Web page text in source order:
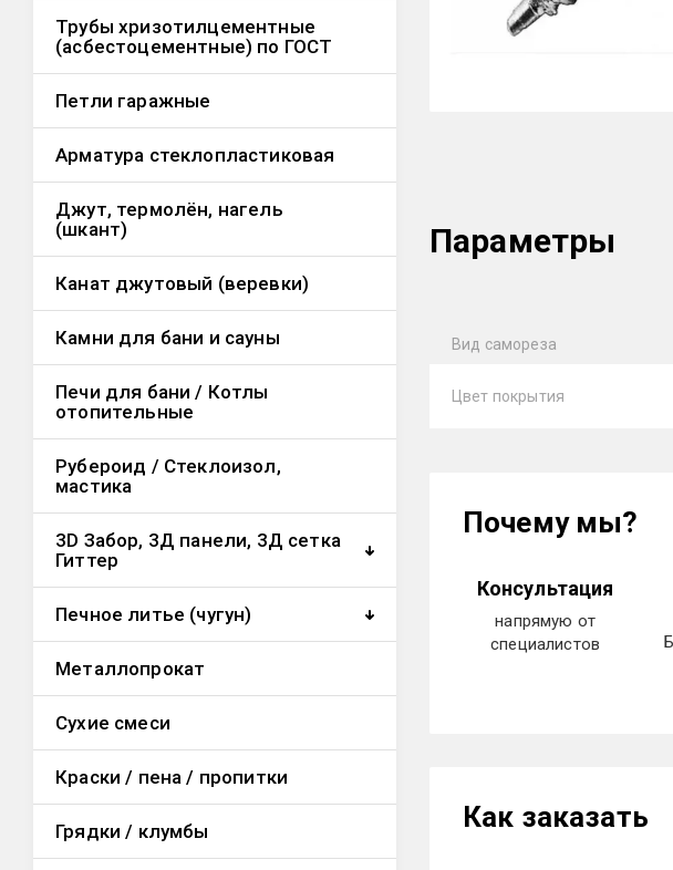
Трубы хризотилцементные
(асбестоцементные) по ГОСТ
Петли гаражные
Арматура стеклопластиковая
Джут, термолён, нагель
(шкант)
Канат джутовый (веревки)
Камни для бани и сауны
Печи для бани / Котлы
отопительные
Рубероид / Стеклоизол,
мастика
3D Забор, 3Д панели, 3Д сетка
Гиттер
Печное литье (чугун)
Металлопрокат
Сухие смеси
Краски / пена / пропитки
Грядки / клумбы
Параметры
Вид самореза
Цвет покрытия
Почему мы?
Консультация
напрямую от
специалистов
Как заказать